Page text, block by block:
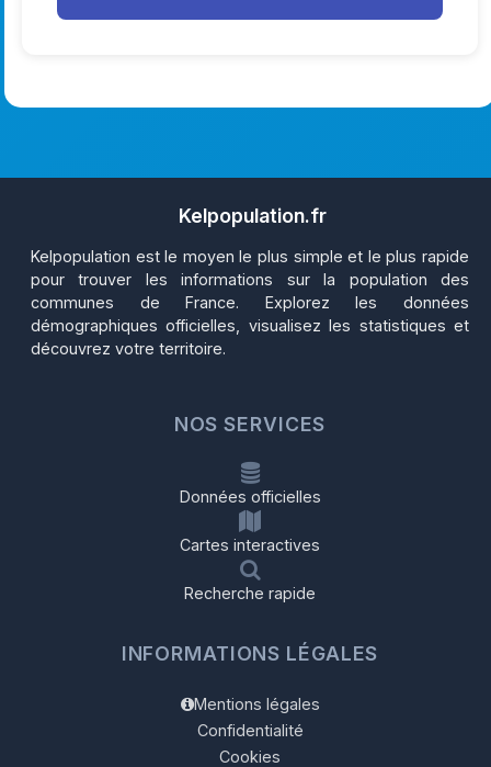
Kelpopulation.fr
Kelpopulation est le moyen le plus simple et le plus rapide
pour trouver les informations sur la population des
communes de France. Explorez les données
démographiques officielles, visualisez les statistiques et
découvrez votre territoire.
NOS SERVICES
Données officielles
Cartes interactives
Recherche rapide
INFORMATIONS LÉGALES
Mentions légales
Confidentialité
Cookies